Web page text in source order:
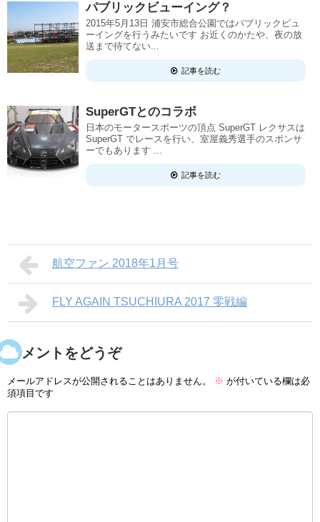
パブリックビューイング？
2015年5月13日 浦安市総合公園ではパブリックビュ
ーイングを行うみたいです お近くのかたや、夜の放
送まで待てない...
記事を読む
SuperGTとのコラボ
日本のモータースポーツの頂点 SuperGT レクサスは
SuperGT でレースを行い、室屋義秀選手のスポンサ
ーでもあります ...
記事を読む
航空ファン 2018年1月号
FLY AGAIN TSUCHIURA 2017 零戦編
コメントをどうぞ
メールアドレスが公開されることはありません。 ※ が付いている欄は必
須項目です